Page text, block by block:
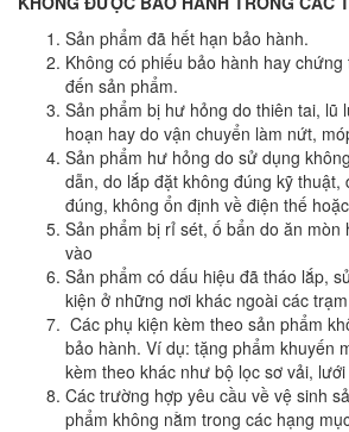
Sản phẩm đã hết hạn bảo hành.
Không có phiếu bảo hành hay
đến sản phẩm.
Sản phẩm bị hư hỏng do thiên tai, lũ
hoạn hay do vận chuyển làm nứt,
Sản phẩm hư hỏng do sử dụng
dẫn, do lắp đặt không đúng kỹ thuật,
đúng, không ổn định về điện thế
Sản phẩm bị rỉ sét, ố bẩn do ăn mòn
vào
Sản phẩm có dấu hiệu đã tháo lắp,
kiện ở những nơi khác ngoài các
Các phụ kiện kèm theo sản phẩm
bảo hành. Ví dụ: tặng phẩm khuyến
kèm theo khác như bộ lọc sơ vải,
Các trường hợp yêu cầu về vệ sinh
phẩm không nằm trong các hạng